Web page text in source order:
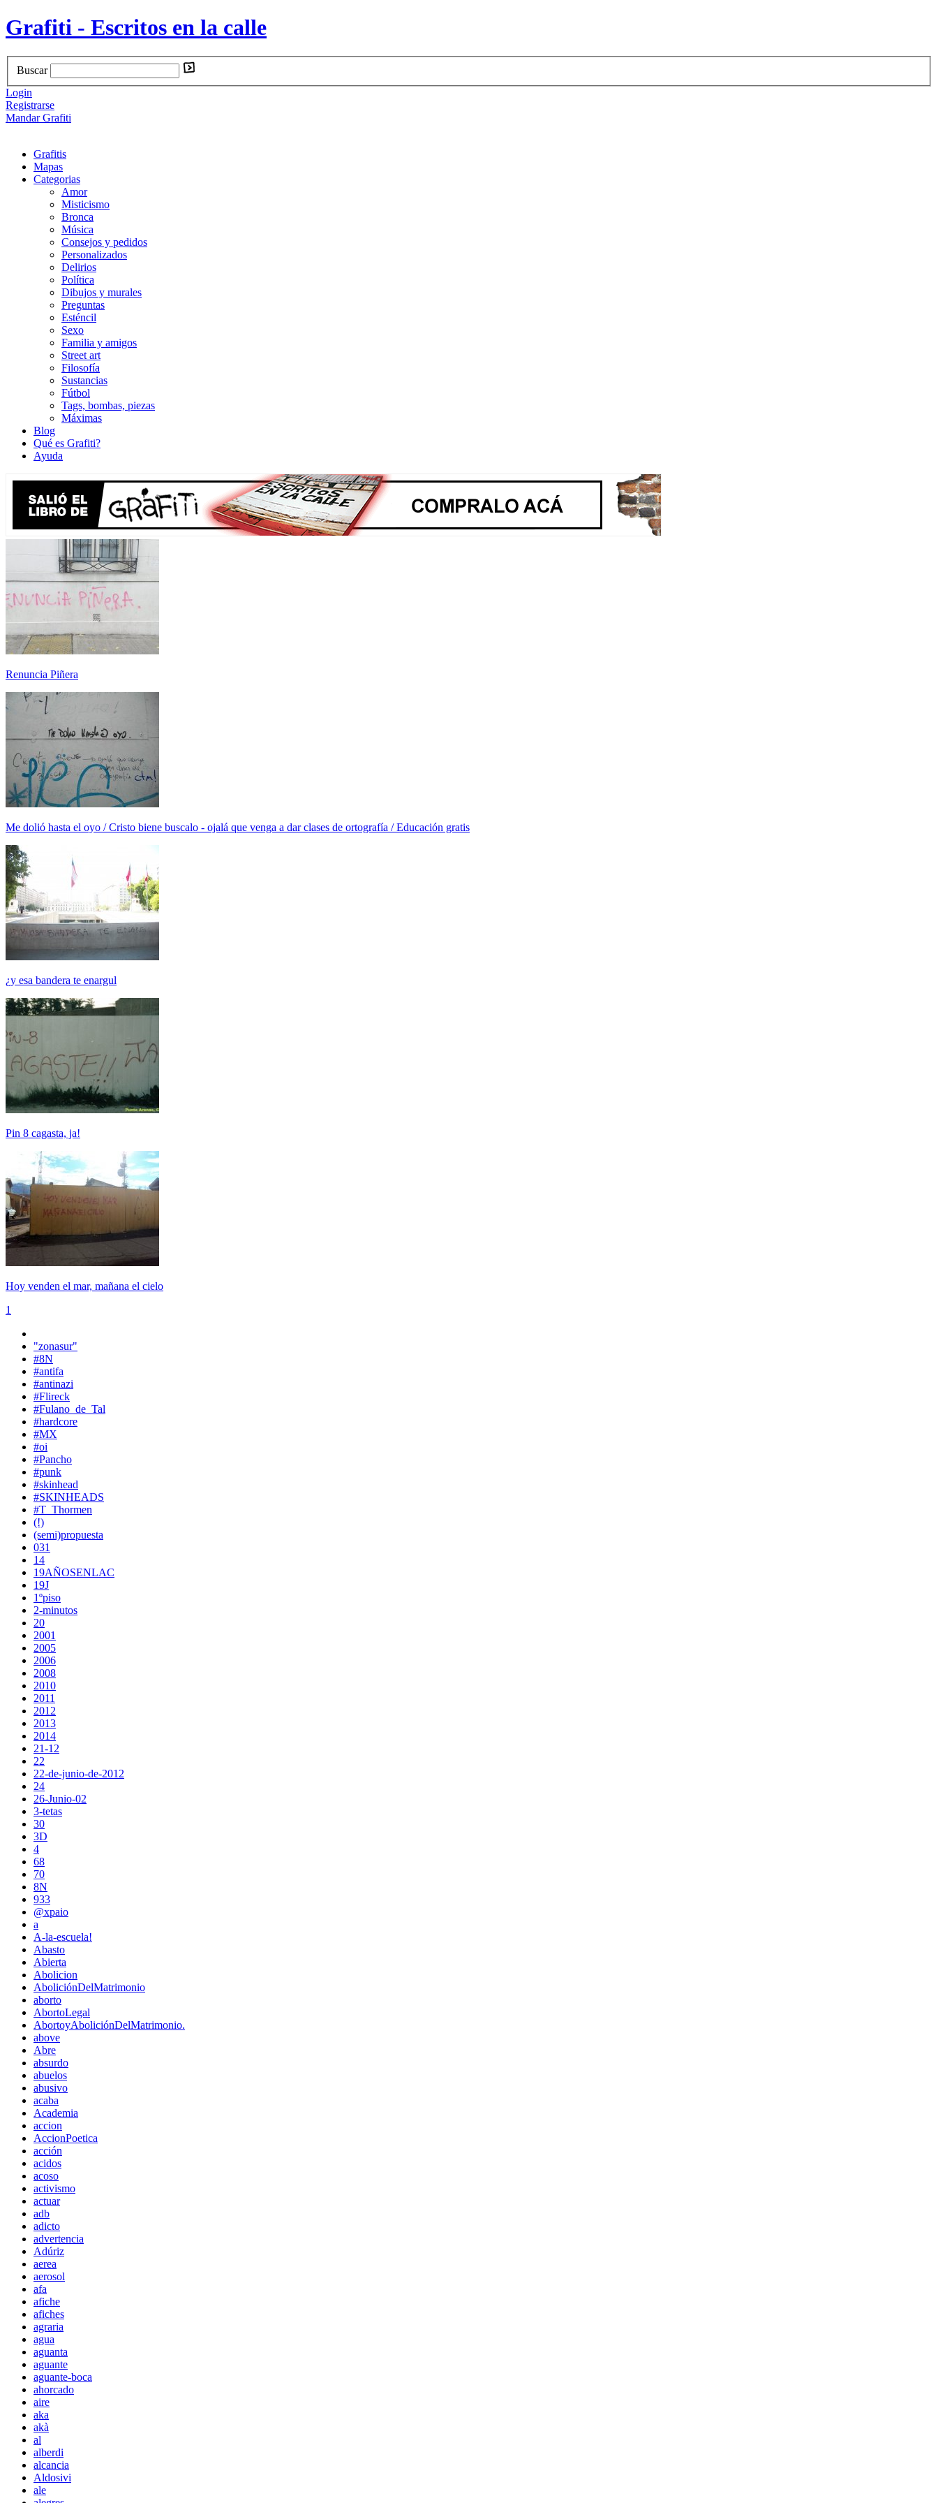
Grafiti - Escritos en la calle
Buscar
Login
Registrarse
Mandar Grafiti
Grafitis
Mapas
Categorias
Amor
Misticismo
Bronca
Música
Consejos y pedidos
Personalizados
Delirios
Política
Dibujos y murales
Preguntas
Esténcil
Sexo
Familia y amigos
Street art
Filosofía
Sustancias
Fútbol
Tags, bombas, piezas
Máximas
Blog
Qué es Grafiti?
Ayuda
Renuncia Piñera
Me dolió hasta el oyo / Cristo biene buscalo - ojalá que venga a dar clases de ortografía / Educación gratis
¿y esa bandera te enargul
Pin 8 cagasta, ja!
Hoy venden el mar, mañana el cielo
1
"zonasur"
#8N
#antifa
#antinazi
#Flireck
#Fulano_de_Tal
#hardcore
#MX
#oi
#Pancho
#punk
#skinhead
#SKINHEADS
#T_Thormen
(!)
(semi)propuesta
031
14
19AÑOSENLAC
19J
1ºpiso
2-minutos
20
2001
2005
2006
2008
2010
2011
2012
2013
2014
21-12
22
22-de-junio-de-2012
24
26-Junio-02
3-tetas
30
3D
4
68
70
8N
933
@xpaio
a
A-la-escuela!
Abasto
Abierta
Abolicion
AboliciónDelMatrimonio
aborto
AbortoLegal
AbortoyAboliciónDelMatrimonio.
above
Abre
absurdo
abuelos
abusivo
acaba
Academia
accion
AccionPoetica
acción
acidos
acoso
activismo
actuar
adb
adicto
advertencia
Adúriz
aerea
aerosol
afa
afiche
afiches
agraria
agua
aguanta
aguante
aguante-boca
ahorcado
aire
aka
akà
al
alberdi
alcancia
Aldosivi
ale